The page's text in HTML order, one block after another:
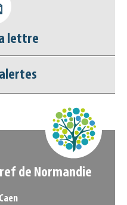
lettre
de Normandie